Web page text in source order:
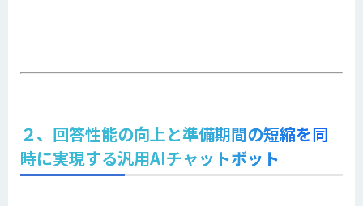
２、回答性能の向上と準備期間の短縮を同
時に実現する汎用AIチャットボット